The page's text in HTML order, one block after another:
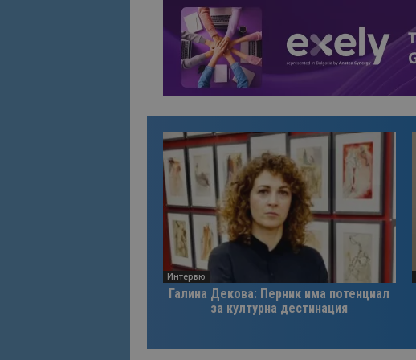
Интервю
Галина Декова: Перник има потенциал
за културна дестинация